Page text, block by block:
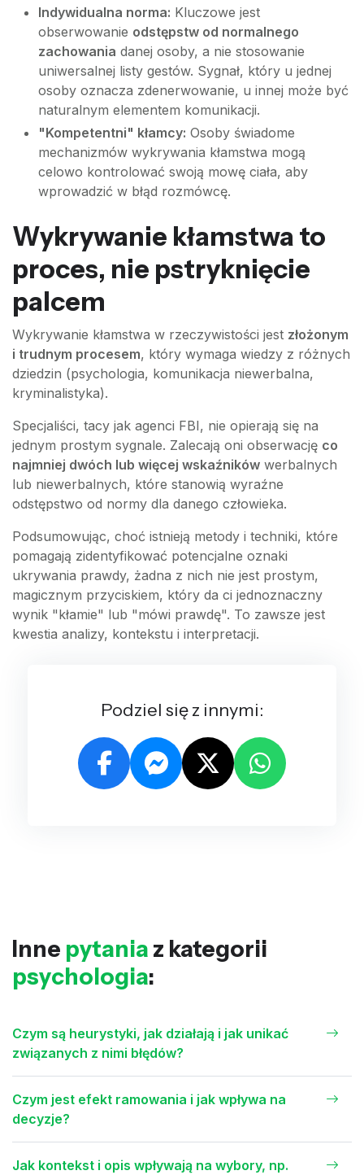
Indywidualna norma: Kluczowe jest
obserwowanie odstępstw od normalnego
zachowania danej osoby, a nie stosowanie
uniwersalnej listy gestów. Sygnał, który u jednej
osoby oznacza zdenerwowanie, u innej może być
naturalnym elementem komunikacji.
"Kompetentni" kłamcy: Osoby świadome
mechanizmów wykrywania kłamstwa mogą
celowo kontrolować swoją mowę ciała, aby
wprowadzić w błąd rozmówcę.
Wykrywanie kłamstwa to
proces, nie pstryknięcie
palcem
Wykrywanie kłamstwa w rzeczywistości jest złożonym
i trudnym procesem, który wymaga wiedzy z różnych
dziedzin (psychologia, komunikacja niewerbalna,
kryminalistyka).
Specjaliści, tacy jak agenci FBI, nie opierają się na
jednym prostym sygnale. Zalecają oni obserwację co
najmniej dwóch lub więcej wskaźników werbalnych
lub niewerbalnych, które stanowią wyraźne
odstępstwo od normy dla danego człowieka.
Podsumowując, choć istnieją metody i techniki, które
pomagają zidentyfikować potencjalne oznaki
ukrywania prawdy, żadna z nich nie jest prostym,
magicznym przyciskiem, który da ci jednoznaczny
wynik "kłamie" lub "mówi prawdę". To zawsze jest
kwestia analizy, kontekstu i interpretacji.
Podziel się z innymi:
Inne pytania z kategorii
psychologia:
Czym są heurystyki, jak działają i jak unikać
związanych z nimi błędów?
Czym jest efekt ramowania i jak wpływa na
decyzje?
Jak kontekst i opis wpływają na wybory, np.